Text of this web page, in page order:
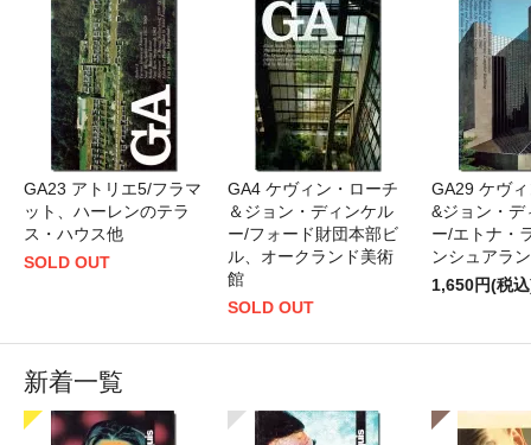
GA23 アトリエ5/フラマ
ット、ハーレンのテラ
ス・ハウス他
SOLD OUT
GA4 ケヴィン・ローチ
＆ジョン・ディンケル
ー/フォード財団本部ビ
ル、オークランド美術
館
SOLD OUT
GA29 ケヴ
&ジョン・デ
ー/エトナ・
ンシュアラ
1,650円(税
新着一覧